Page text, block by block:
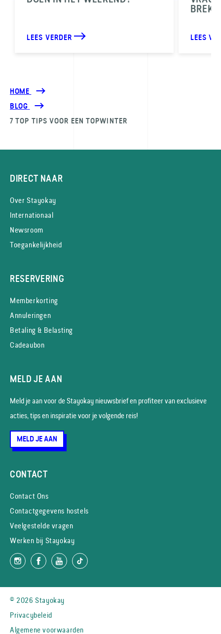
LEES VERDER LEES
HOME
BLOG
7 TOP TIPS VOOR EEN TOPWINTER
DIRECT NAAR
Over Stayokay
Internationaal
Newsroom
Toegankelijkheid
RESERVERING
Memberkorting
Annuleringen
Betaling & Belasting
Cadeaubon
MELD JE AAN
Meld je aan voor de Stayokay nieuws­brief en profiteer van exclusieve
acties, tips en inspiratie voor je volgende reis!
MELD JE AAN
CONTACT
Contact Ons
Contactgegevens hostels
Veelgestelde vragen
Werken bij Stayokay
© 2026 Stayokay
Privacybeleid
Algemene voorwaarden